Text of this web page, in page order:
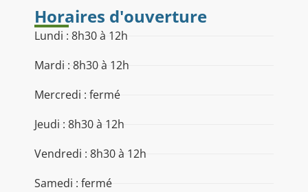
Horaires d'ouverture
Lundi : 8h30 à 12h
Mardi : 8h30 à 12h
Mercredi : fermé
Jeudi : 8h30 à 12h
Vendredi : 8h30 à 12h
Samedi : fermé